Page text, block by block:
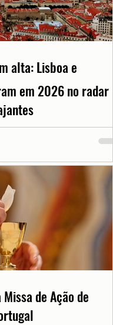
alta: Lisboa e
em 2026 no radar
de Ação de